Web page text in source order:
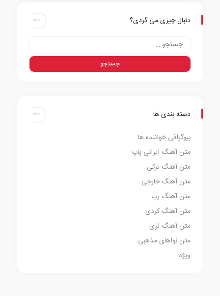
دنبال چیزی می گردی؟
دسته بندی ها
بیوگرافی خواننده ها
متن آهنگ ایرانی پاپ
متن آهنگ ترکی
متن آهنگ خارجی
متن آهنگ رپ
متن آهنگ کردی
متن آهنگ لری
متن نواهای مذهبی
ویژه